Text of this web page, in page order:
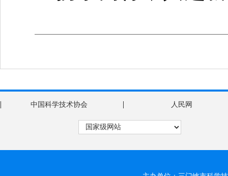
| 中国科学技术协会 | 人民网